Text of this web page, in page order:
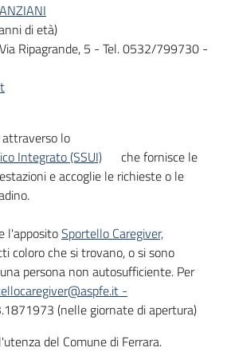
di età)
Ripagrande, 5 - Tel. 0532/799730 -
attraverso lo
Integrato (SSUI)
che fornisce le
e accoglie le richieste o le
l'appositoSportello Caregiver,
coloro che si trovano, o si sono
persona non autosufficiente. Per
-
(nelle giornate di apertura)
del Comune di Ferrara.